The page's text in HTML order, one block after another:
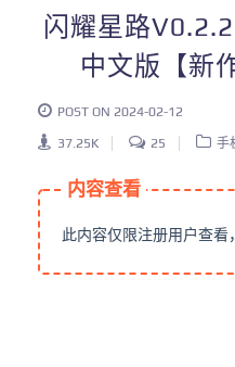
闪耀星路
中文版【新
POST ON 2024-02-12
37.25K 25 手
内容查看
此内容仅限注册用户查看